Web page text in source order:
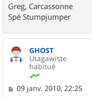
Greg, Carcassonne
Spé Stumpjumper
GHOST
Utagawiste
habitué
M
09 janv. 2010, 22:25